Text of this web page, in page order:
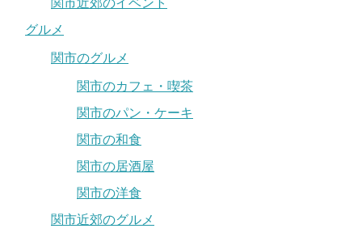
関市近郊のイベント
グルメ
関市のグルメ
関市のカフェ・喫茶
関市のパン・ケーキ
関市の和食
関市の居酒屋
関市の洋食
関市近郊のグルメ